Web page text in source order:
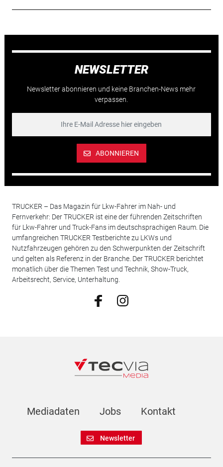
NEWSLETTER
Newsletter abonnieren und keine Branchen-News mehr
verpassen.
ABONNIEREN
TRUCKER – Das Magazin für Lkw-Fahrer im Nah- und
Fernverkehr: Der TRUCKER ist eine der führenden Zeitschriften
für Lkw-Fahrer und Truck-Fans im deutschsprachigen Raum. Die
umfangreichen TRUCKER Testberichte zu LKWs und
Nutzfahrzeugen gehören zu den Schwerpunkten der Zeitschrift
und gelten als Referenz in der Branche. Der TRUCKER berichtet
monatlich über die Themen Test und Technik, Show-Truck,
Arbeitsrecht, Service, Unterhaltung.
Mediadaten Jobs Kontakt
Newsletter